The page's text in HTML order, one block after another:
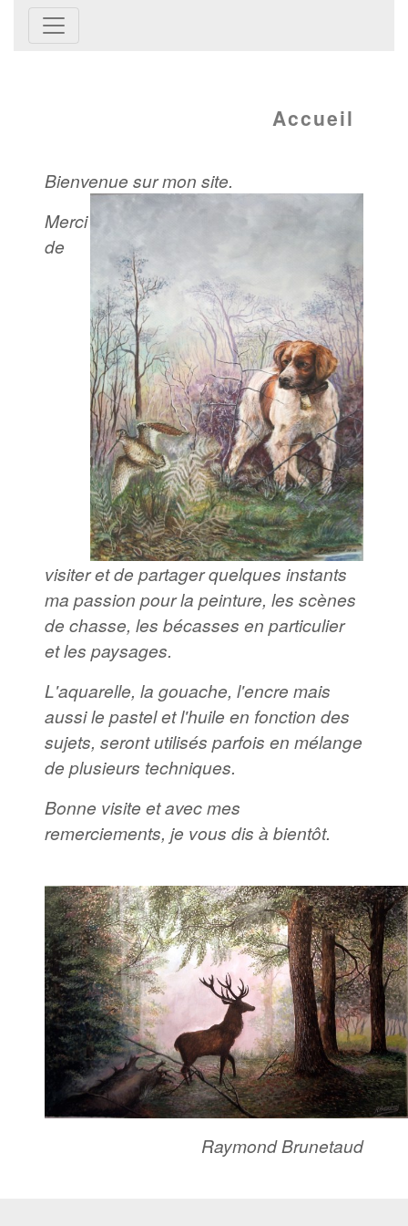
Accueil
Bienvenue sur mon site.
Merci
de
visiter et de partager quelques instants
ma passion pour la peinture, les scènes
de chasse, les bécasses en particulier
et les paysages.
L'aquarelle, la gouache, l'encre mais
aussi le pastel et l'huile en fonction des
sujets, seront utilisés parfois en mélange
de plusieurs techniques.
Bonne visite et avec mes
remerciements, je vous dis à bientôt.
Raymond Brunetaud